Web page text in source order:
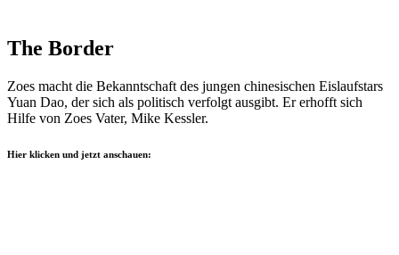
The Border
Zoes macht die Bekanntschaft des jungen chinesischen Eislaufstars
Yuan Dao, der sich als politisch verfolgt ausgibt. Er erhofft sich
Hilfe von Zoes Vater, Mike Kessler.
Hier klicken und jetzt anschauen: